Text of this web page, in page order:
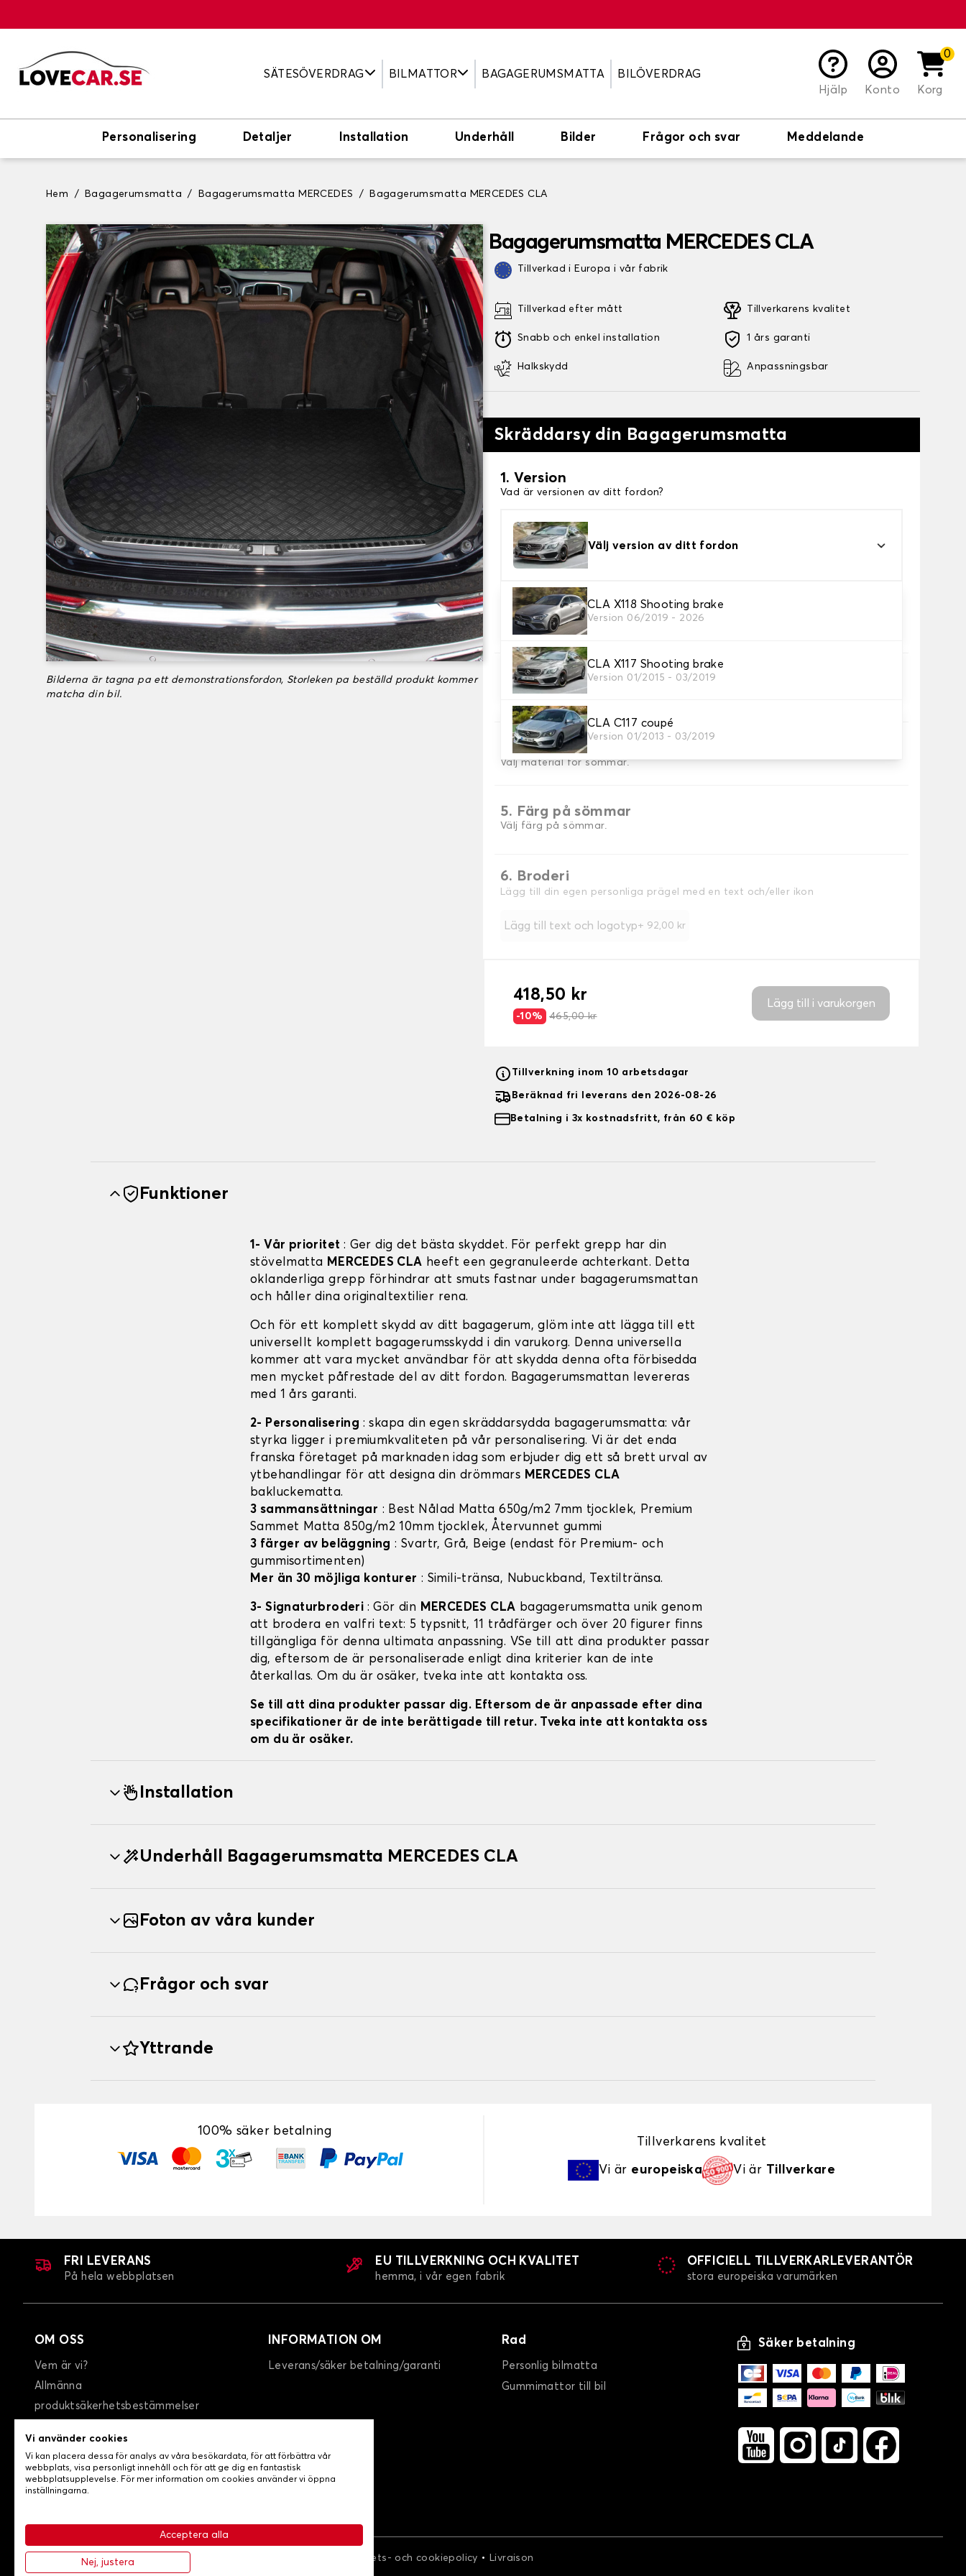
SÄTESÖVERDRAG BILMATTOR BAGAGERUMSMATTA
BILÖVERDRAG
Hjälp
Konto
0
Korg
Personalisering Detaljer Installation Underhåll Bilder Frågor och svar Meddelande
Hem Bagagerumsmatta Bagagerumsmatta MERCEDES Bagagerumsmatta MERCEDES CLA
Bilderna är tagna pa ett demonstrationsfordon, Storleken pa beställd produkt kommer
matcha din bil.
Bagagerumsmatta MERCEDES CLA
Tillverkad i Europa i vår fabrik
Tillverkad efter mått
Snabb och enkel installation
Halkskydd
Tillverkarens kvalitet
1 års garanti
Anpassningsbar
Skräddarsy din Bagagerumsmatta
1. Version
Vad är versionen av ditt fordon?
Välj version av ditt fordon
CLA X118 Shooting brake
Version 06/2019 - 2026
CLA X117 Shooting brake
Version 01/2015 - 03/2019
CLA C117 coupé
Version 01/2013 - 03/2019
2. Material
Välj material för din stövelmatta.
3. Färger på mattor
Välj färg på din matta bagageutrymme.
4. Sömmar material
Välj material för sömmar.
5. Färg på sömmar
Välj färg på sömmar.
6. Broderi
Lägg till din egen personliga prägel med en text och/eller ikon
Lägg till text och logotyp+ 92,00 kr
418,50 kr
-10% 465,00 kr
Lägg till i varukorgen
Tillverkning inom 10 arbetsdagar
Beräknad fri leverans den 2026-08-26
Betalning i 3x kostnadsfritt, från 60 € köp
Funktioner
1- Vår prioritet : Ger dig det bästa skyddet. För perfekt grepp har din
stövelmatta MERCEDES CLA heeft een gegranuleerde achterkant. Detta
oklanderliga grepp förhindrar att smuts fastnar under bagagerumsmattan
och håller dina originaltextilier rena.
Och för ett komplett skydd av ditt bagagerum, glöm inte att lägga till ett
universellt komplett bagagerumsskydd i din varukorg. Denna universella
kommer att vara mycket användbar för att skydda denna ofta förbisedda
men mycket påfrestade del av ditt fordon. Bagagerumsmattan levereras
med 1 års garanti.
2- Personalisering : skapa din egen skräddarsydda bagagerumsmatta: vår
styrka ligger i premiumkvaliteten på vår personalisering. Vi är det enda
franska företaget på marknaden idag som erbjuder dig ett så brett urval av
ytbehandlingar för att designa din drömmars MERCEDES CLA
bakluckematta.
3 sammansättningar : Best Nålad Matta 650g/m2 7mm tjocklek, Premium
Sammet Matta 850g/m2 10mm tjocklek, Återvunnet gummi
3 färger av beläggning : Svartr, Grå, Beige (endast för Premium- och
gummisortimenten)
Mer än 30 möjliga konturer : Simili-tränsa, Nubuckband, Textiltränsa.
3- Signaturbroderi : Gör din MERCEDES CLA bagagerumsmatta unik genom
att brodera en valfri text: 5 typsnitt, 11 trådfärger och över 20 figurer finns
tillgängliga för denna ultimata anpassning. VSe till att dina produkter passar
dig, eftersom de är personaliserade enligt dina kriterier kan de inte
återkallas. Om du är osäker, tveka inte att kontakta oss.
Se till att dina produkter passar dig. Eftersom de är anpassade efter dina
specifikationer är de inte berättigade till retur. Tveka inte att kontakta oss
om du är osäker.
Installation
Underhåll Bagagerumsmatta MERCEDES CLA
Foton av våra kunder
Frågor och svar
Yttrande
100% säker betalning
Tillverkarens kvalitet
Vi är europeiska Vi är Tillverkare
FRI LEVERANS
På hela webbplatsen
EU TILLVERKNING OCH KVALITET
hemma, i vår egen fabrik
OFFICIELL TILLVERKARLEVERANTÖR
stora europeiska varumärken
OM OSS
Vem är vi?
Allmänna
produktsäkerhetsbestämmelser
Kontakta oss
INFORMATION OM
Leverans/säker betalning/garanti
Rad
Personlig bilmatta
Gummimattor till bil
Säker betalning
© Copyright 2026 Lovecar Integritets- och cookiepolicy •Livraison
Vi använder cookies
Vi kan placera dessa för analys av våra besökardata, för att förbättra vår
webbplats, visa personligt innehåll och för att ge dig en fantastisk
webbplatsupplevelse. För mer information om cookies använder vi öppna
inställningarna.
Acceptera alla
Nej, justera